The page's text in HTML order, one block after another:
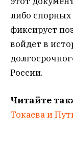
либо
фиксирует
войдет в
России.
Читайте
Токаева и